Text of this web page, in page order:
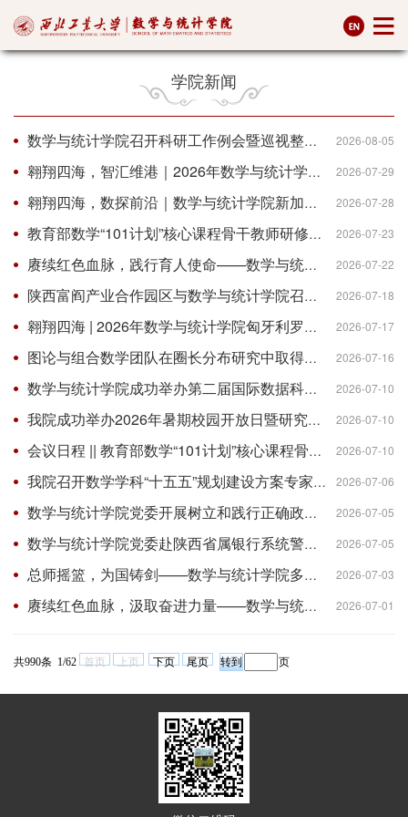
学院新闻
数学与统计学院召开科研工作例会暨巡视整改及“十五五”规划反馈交流会 2026-08-05
翱翔四海，智汇维港｜2026年数学与统计学院香港理工大学“数学之旅”项目圆满收官 2026-07-29
翱翔四海，数探前沿｜数学与统计学院新加坡国立大学“科学数理之窗”暑期研学项目圆满收官 2026-07-28
教育部数学“101计划”核心课程骨干教师研修班暨高等学校数学类专业课程教材建设交流会成功举办 2026-07-23
赓续红色血脉，践行育人使命——数学与统计学院组织教职工赴韩城、富平开展实践研学活动 2026-07-22
陕西富阎产业合作园区与数学与统计学院召开合作研讨会 2026-07-18
翱翔四海 | 2026年数学与统计学院匈牙利罗兰大学中欧数理研学项目圆满落幕 2026-07-17
图论与组合数学团队在圈长分布研究中取得重要进展 2026-07-16
数学与统计学院成功举办第二届国际数据科学与人工智能国际研讨会 2026-07-10
我院成功举办2026年暑期校园开放日暨研究生招生宣传活动 2026-07-10
会议日程 || 教育部数学“101计划”核心课程骨干教师研修班暨高等学校数学类专业课程教材建设交流会 2026-07-10
我院召开数学学科“十五五”规划建设方案专家论证会 2026-07-06
数学与统计学院党委开展树立和践行正确政绩观主题教育专题党课 2026-07-05
数学与统计学院党委赴陕西省属银行系统警示教育基地开展警示教育活动 2026-07-05
总师摇篮，为国铸剑——数学与统计学院多措并举扎实推进2026年本科招生宣传工作 2026-07-03
赓续红色血脉，汲取奋进力量——数学与统计学院“两优一先”风采展 2026-07-01
共990条 1/62 首页 上页 下页 尾页 页